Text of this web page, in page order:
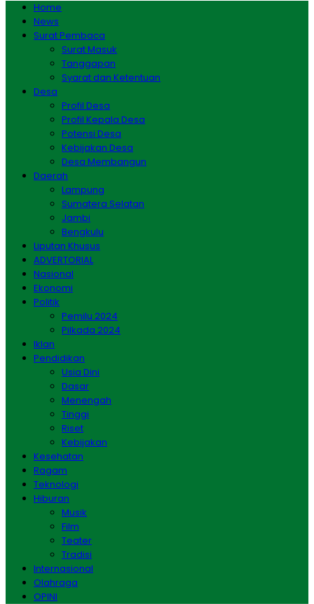
Home
News
Surat Pembaca
Surat Masuk
Tanggapan
Syarat dan Ketentuan
Desa
Profil Desa
Profil Kepala Desa
Potensi Desa
Kebijakan Desa
Desa Membangun
Daerah
Lampung
Sumatera Selatan
Jambi
Bengkulu
Liputan Khusus
ADVERTORIAL
Nasional
Ekonomi
Politik
Pemilu 2024
Pilkada 2024
Iklan
Pendidikan
Usia Dini
Dasar
Menengah
Tinggi
Riset
Kebijakan
Kesehatan
Ragam
Teknologi
Hiburan
Musik
Film
Teater
Tradisi
Internasional
Olahraga
OPINI